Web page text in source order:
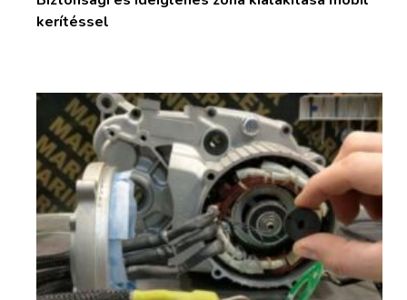
kerítéssel